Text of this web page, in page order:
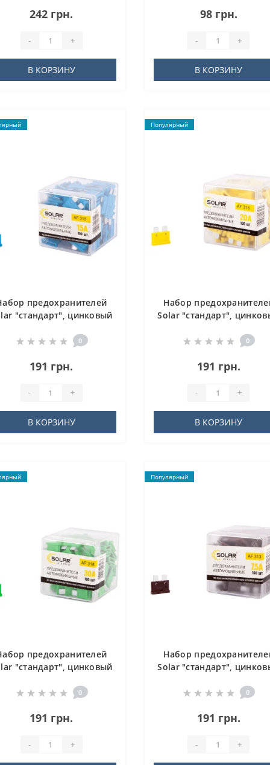
242 грн.
- +
В КОРЗИНУ
98 грн.
- +
В КОРЗИНУ
предохранителей
"стандарт", цинковый
0
191 грн.
- +
В КОРЗИНУ
Популярный
Набор
Solar "стандарт",
0
191 грн.
- +
В КОРЗИНУ
предохранителей
"стандарт", цинковый
0
191 грн.
- +
Популярный
Набор
Solar "стандарт",
0
191 грн.
- +